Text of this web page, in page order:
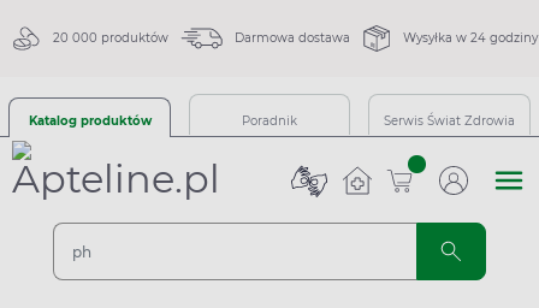
20 000 produktów Darmowa dostawa Wysyłka w 24 godziny
Katalog produktów Poradnik Serwis Świat Zdrowia
sztuk